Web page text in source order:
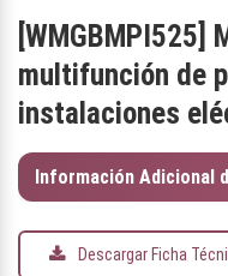
WMGBMPI525
multifunción de
instalaciones
Información Adicional
Descargar Ficha